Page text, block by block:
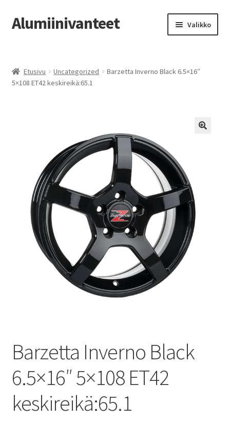
Siirry
navigointiin
Siirry
sisältöön
Alumiinivanteet Valikko
Kauppa
Vanteiden osto-opas
Auton renkaat
Yhteystiedot
Etusivu Uncategorized
Barzetta Inverno Black 6.5×16″
5×108 ET42 keskireikä:65.1
Barzetta Inverno Black
6.5×16″ 5×108 ET42
keskireikä:65.1